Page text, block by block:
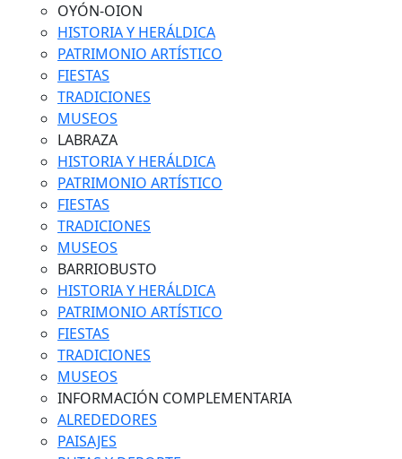
OYÓN-OION
HISTORIA Y HERÁLDICA
PATRIMONIO ARTÍSTICO
FIESTAS
TRADICIONES
MUSEOS
LABRAZA
HISTORIA Y HERÁLDICA
PATRIMONIO ARTÍSTICO
FIESTAS
TRADICIONES
MUSEOS
BARRIOBUSTO
HISTORIA Y HERÁLDICA
PATRIMONIO ARTÍSTICO
FIESTAS
TRADICIONES
MUSEOS
INFORMACIÓN COMPLEMENTARIA
ALREDEDORES
PAISAJES